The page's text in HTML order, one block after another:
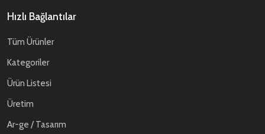
Hızlı Bağlantılar
Tüm Ürünler
Kategoriler
Ürün Listesi
Üretim
Ar-ge / Tasarım